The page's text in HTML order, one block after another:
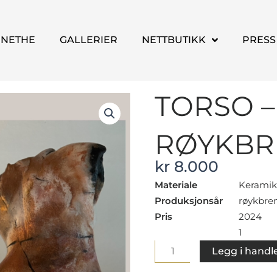
GALLERIER NETTBUTIKK PRESS
TORSO
kr 8.000
Materiale
Produksjonsår
Pris
2024
1
Torso
-
Legg i